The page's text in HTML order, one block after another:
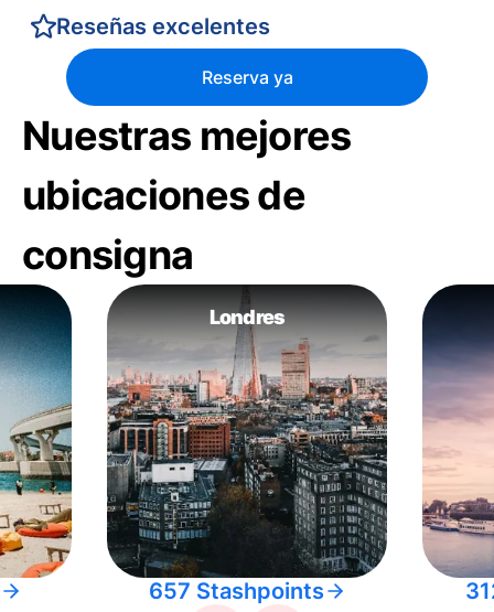
Reseñas excelentes
Reserva ya
Nuestras mejores
ubicaciones de
consigna
Londres
657 Stashpoints